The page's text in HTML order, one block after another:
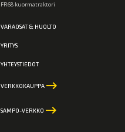
FR68 kuormatraktori
VARAOSAT & HUOLTO
YRITYS
YHTEYSTIEDOT
VERKKOKAUPPA keyboard_backspace
SAMPO-VERKKO keyboard_backspace